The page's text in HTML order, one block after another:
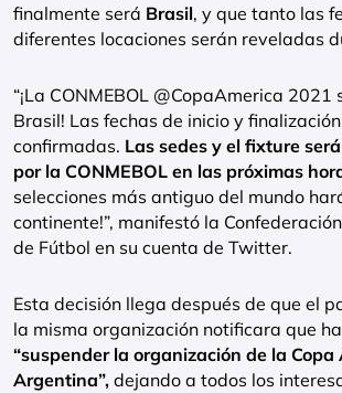
finalmente será Brasil, y que tanto las
diferentes locaciones serán reveladas
“¡La CONMEBOL @CopaAmerica 2021
Brasil! Las fechas de inicio y
confirmadas. Las sedes y el fixture
por la CONMEBOL en las próximas
selecciones más antiguo del mundo
continente!”, manifestó la
de Fútbol en su cuenta de Twitter.
Esta decisión llega después de que el
la misma organización notificara que
“suspender la organización de la Copa
Argentina”, dejando a todos los